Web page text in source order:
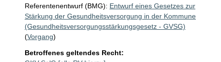
Referentenentwurf (BMG): Entwurf eines Gesetzes zur
Stärkung der Gesundheitsversorgung in der Kommune
(Gesundheitsversorgungsstärkungsgesetz - GVSG)
(Vorgang)
Betroffenes geltendes Recht: